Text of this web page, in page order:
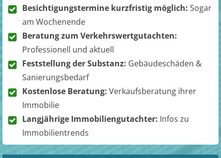
Besichtigungstermine kurzfristig möglich: Sogar
am Wochenende
Beratung zum Verkehrswertgutachten:
Professionell und aktuell
Feststellung der Substanz: Gebäudeschäden &
Sanierungsbedarf
Kostenlose Beratung: Verkaufsberatung ihrer
Immobilie
Langjährige Immobiliengutachter: Infos zu
Immobilientrends